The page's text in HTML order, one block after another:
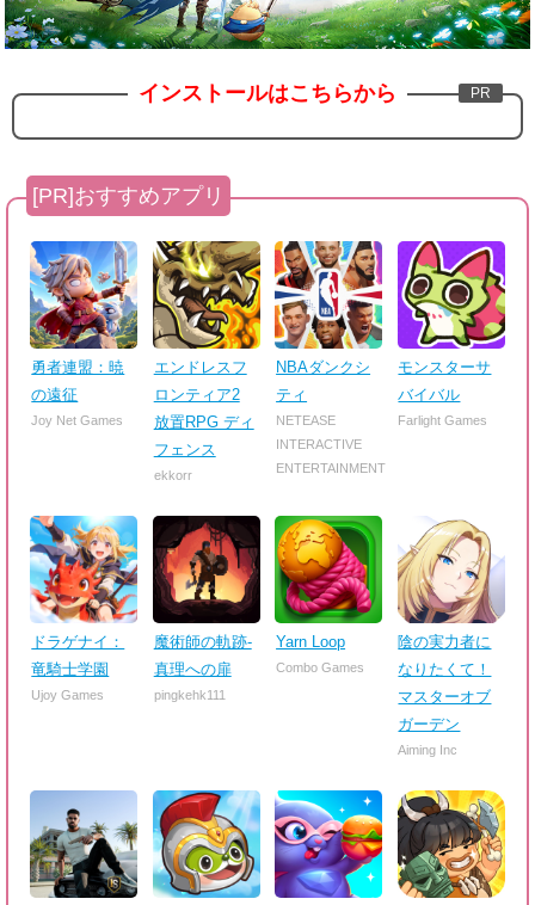
インストールはこちらから
勇者連盟：暁
の遠征
Joy Net Games
エンドレスフ
ロンティア2
放置RPG ディ
フェンス
ekkorr
NBAダンクシ
ティ
NETEASE
INTERACTIVE
ENTERTAINMENT
モンスターサ
バイバル
Farlight Games
ドラゲナイ：
竜騎士学園
Ujoy Games
魔術師の軌跡-
真理への扉
pingkehk111
Yarn Loop
Combo Games
陰の実力者に
なりたくて！
マスターオブ
ガーデン
Aiming Inc